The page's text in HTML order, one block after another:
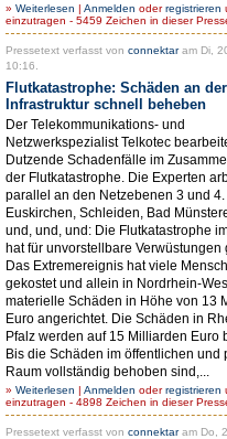
» Weiterlesen | Anmelden oderregistrieren
einzutragen - 5459 Zeichen in dieser
Pressetext verfasst von connektaram Di,
10:16.
Flutkatastrophe: Schäden an
Infrastruktur schnell beheben
Der Telekommunikations- und
Netzwerkspezialist Telkotec
Dutzende Schadenfälle im
der Flutkatastrophe. Die Experten
parallel an den Netzebenen 3 und 4.
Euskirchen, Schleiden, Bad
und, und, und: Die Flutkatastrophe
hat für unvorstellbare Verwüstungen
Das Extremereignis hat viele
gekostet und allein in Nordrhein-
materielle Schäden in Höhe von 13
Euro angerichtet. Die Schäden in
Pfalz werden auf 15 Milliarden Euro
Bis die Schäden im öffentlichen und
Raum vollständig behoben sind,...
» Weiterlesen | Anmelden oderregistrieren
einzutragen - 4898 Zeichen in dieser
Pressetext verfasst von connektaram Do,